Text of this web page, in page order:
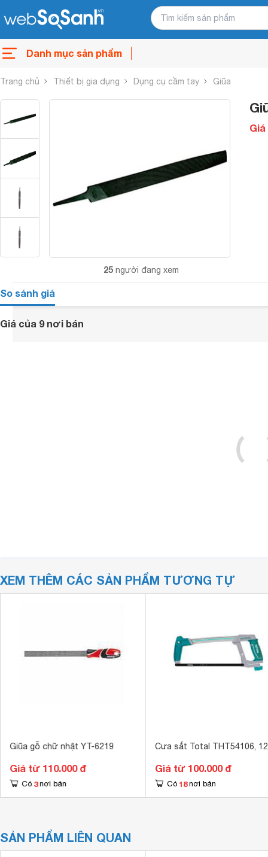
Danh mục sản phẩm
Trang chủ Thiết bị gia dụng Dụng cụ cầm tay Giũa
25 người đang xem
So sánh giá
Giá của 9 nơi bán
XEM THÊM CÁC SẢN PHẨM TƯƠNG TỰ
Giũa gỗ chữ nhật YT-6219
Giá từ 110.000 đ
Có 3 nơi bán
Cưa sắt Total THT54106,
Giá từ 100.000 đ
Có 18 nơi bán
SẢN PHẨM LIÊN QUAN